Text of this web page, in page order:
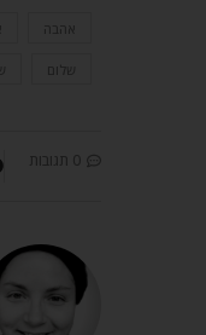
שלום
0 תגובות